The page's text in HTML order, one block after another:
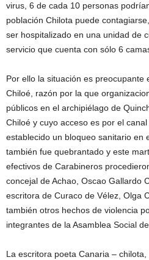
virus, 6 de cada 10 personas
población Chilota puede
ser hospitalizado en una unidad de
servicio que cuenta con sólo 6
Por ello la situación es preocupante
Chiloé, razón por la que
públicos en el archipiélago de
Chiloé y cuyo acceso es por el
establecido un bloqueo sanitario en
también fue quebrantado y este
efectivos de Carabineros
concejal de Achao, Oscao Gallardo
escritora de Curaco de Vélez, Olga
también otros hechos de violencia
integrantes de la Asamblea Social
La escritora poeta Canaria –